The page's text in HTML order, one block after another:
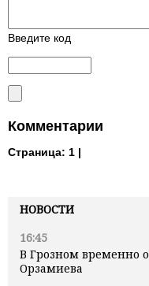
НОВОСТИ
16:45
В Грозном временно
Орзамиева
Введите код
Комментарии
Страница: 1 |